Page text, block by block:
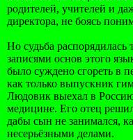
родителей, учителей и
директора, не боясь
Но судьба распорядилась
записями основ этого
было суждено сгореть в
как только выпускник
Людовик выехал в
медицине. Его отец
дабы сын не занимался,
несерьёзными делами.